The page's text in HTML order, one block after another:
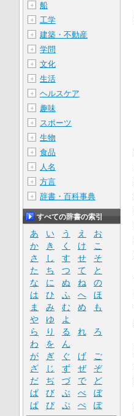
＋ 船
＋ 工学
＋ 建築・不動産
＋ 学問
＋ 文化
＋ 生活
＋ ヘルスケア
＋ 趣味
＋ スポーツ
＋ 生物
＋ 食品
＋ 人名
＋ 方言
＋ 辞書・百科事典
すべての辞書の索引
あ い う え
お
か
き く け
こ
さ
し す せ
そ
た
ち つ て
と
な
に ぬ ね
の
は
ひ ふ へ
ほ
ま
み む め
も
や
ゆ
よ
ら
り る れ
ろ
わ
を
ん
が
ぎ ぐ げ
ご
ざ
じ ず ぜ
ぞ
だ
ぢ づ で
ど
ば
び ぶ べ
ぼ
ぱ
ぴ ぷ ぺ ぽ